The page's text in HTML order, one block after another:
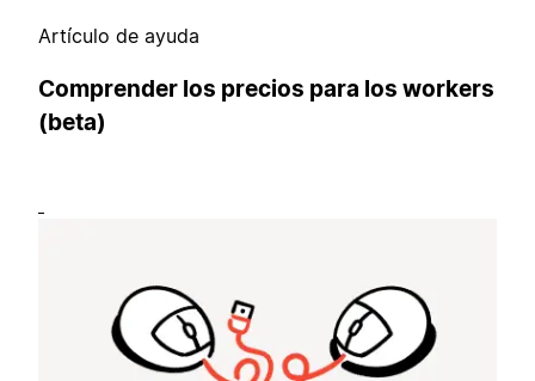
Artículo de ayuda
Comprender los precios para los workers
(beta)